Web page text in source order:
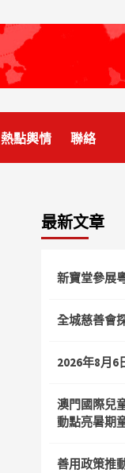
熱點輿情 聯絡
最新文章
新寶堂參展
全城慈善會
2026年8月6
澳門國際兒
動點亮暑期
善用政策推